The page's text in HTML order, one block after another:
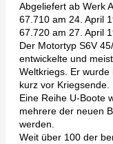
Abgeliefert ab Werk
67.710 am 24. April
67.720 am 27. April
Der Motortyp S6V
entwickelte und
Weltkriegs. Er
kurz vor Kriegsende.
Eine Reihe U-Boote
mehrere der neuen
werden.
Weit über 100 der